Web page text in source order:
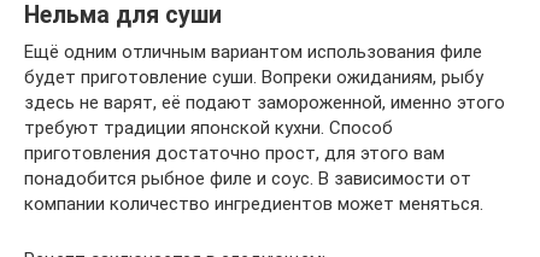
Нельма для суши
Ещё одним отличным вариантом использования филе
будет приготовление суши. Вопреки ожиданиям, рыбу
здесь не варят, её подают замороженной, именно этого
требуют традиции японской кухни. Способ
приготовления достаточно прост, для этого вам
понадобится рыбное филе и соус. В зависимости от
компании количество ингредиентов может меняться.